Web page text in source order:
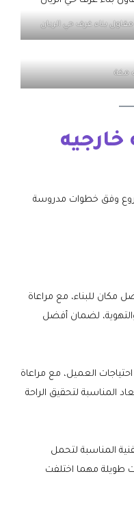
مقاول بناء غرف حي الريان
مكة
خارجيه
وفق خطوات مدروسة
مكان للبناء، مع مراعاة
لضمان أفضل
العميل، مع مراعاة
المناسبة لتحقيق الراحة
المناسبة لتحمل
طويلة مهما اختلفت